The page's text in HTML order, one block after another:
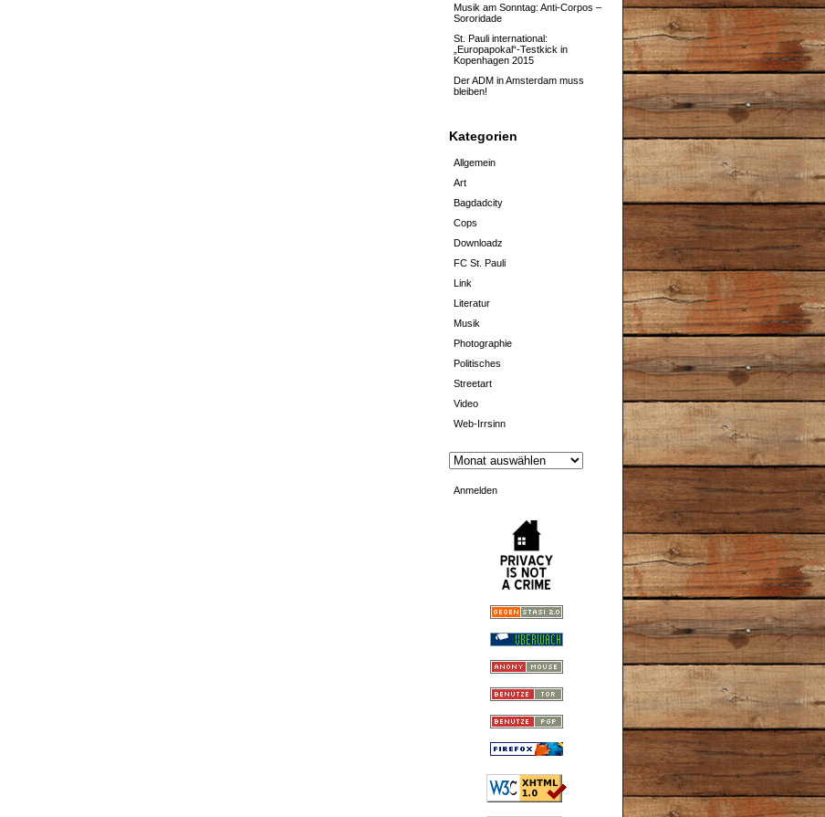
Musik am Sonntag: Anti-Corpos –
Sororidade
St. Pauli international:
„Europapokal“-Testkick in
Kopenhagen 2015
Der ADM in Amsterdam muss
bleiben!
Kategorien
Allgemein
Art
Bagdadcity
Cops
Downloadz
FC St. Pauli
Link
Literatur
Musik
Photographie
Politisches
Streetart
Video
Web-Irrsinn
Anmelden